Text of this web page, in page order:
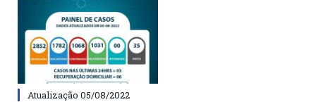
Atualização 05/08/2022